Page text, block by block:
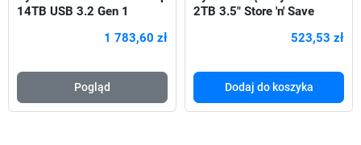
14TB USB 3.2 Gen 1
1 783,60 zł
Pogląd
2TB 3.5" Store 'n' Save
523,53 zł
Dodaj do koszyka